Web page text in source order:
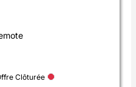
Clôturée